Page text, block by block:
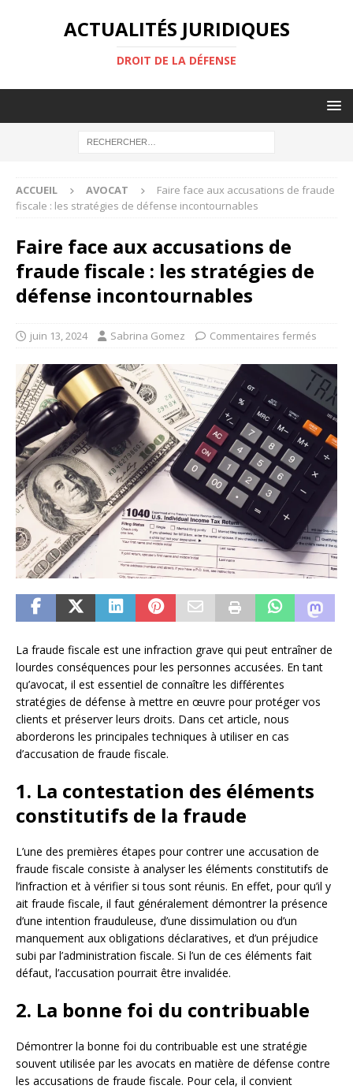
ACTUALITÉS JURIDIQUES
DROIT DE LA DÉFENSE
ACCUEIL AVOCAT
Faire face aux accusations de fraude
fiscale : les stratégies de défense incontournables
Faire face aux accusations de
fraude fiscale : les stratégies de
défense incontournables
juin 13, 2024 Sabrina Gomez Commentaires fermés
La fraude fiscale est une infraction grave qui peut entraîner de
lourdes conséquences pour les personnes accusées. En tant
qu’avocat, il est essentiel de connaître les différentes
stratégies de défense à mettre en œuvre pour protéger vos
clients et préserver leurs droits. Dans cet article, nous
aborderons les principales techniques à utiliser en cas
d’accusation de fraude fiscale.
1. La contestation des éléments
constitutifs de la fraude
L’une des premières étapes pour contrer une accusation de
fraude fiscale consiste à analyser les éléments constitutifs de
l’infraction et à vérifier si tous sont réunis. En effet, pour qu’il y
ait fraude fiscale, il faut généralement démontrer la présence
d’une intention frauduleuse, d’une dissimulation ou d’un
manquement aux obligations déclaratives, et d’un préjudice
subi par l’administration fiscale. Si l’un de ces éléments fait
défaut, l’accusation pourrait être invalidée.
2. La bonne foi du contribuable
Démontrer la bonne foi du contribuable est une stratégie
souvent utilisée par les avocats en matière de défense contre
les accusations de fraude fiscale. Pour cela, il convient